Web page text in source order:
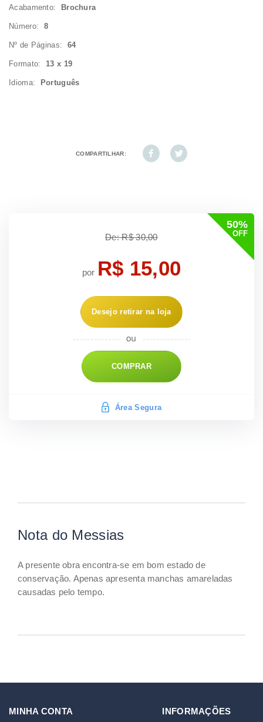
Acabamento: Brochura
Número: 8
Nº de Páginas: 64
Formato: 13 x 19
Idioma: Português
COMPARTILHAR:
50%
OFF
De: R$ 30,00
por R$ 15,00
Desejo retirar na loja
COMPRAR
Área Segura
Nota do Messias
A presente obra encontra-se em bom estado de
conservação. Apenas apresenta manchas amareladas
causadas pelo tempo.
MINHA CONTA INFORMAÇÕES